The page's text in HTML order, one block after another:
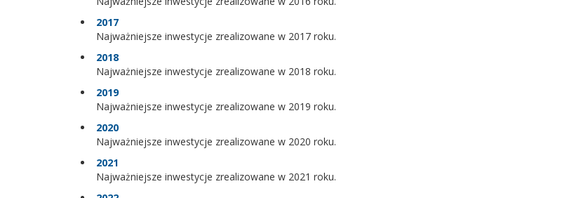
2017
Najważniejsze inwestycje zrealizowane w 2017 roku.
2018
Najważniejsze inwestycje zrealizowane w 2018 roku.
2019
Najważniejsze inwestycje zrealizowane w 2019 roku.
2020
Najważniejsze inwestycje zrealizowane w 2020 roku.
2021
Najważniejsze inwestycje zrealizowane w 2021 roku.